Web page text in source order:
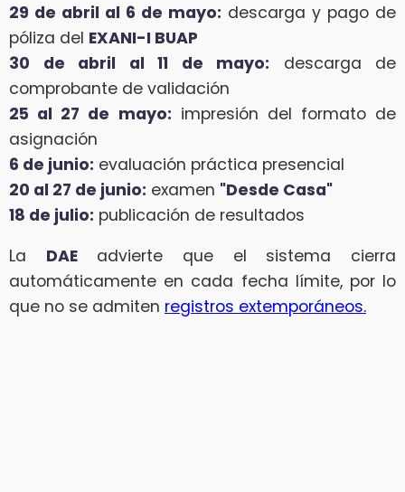
29 de abril al 6 de mayo: descarga y pago de
póliza del EXANI-I BUAP
30 de abril al 11 de mayo: descarga de
comprobante de validación
25 al 27 de mayo: impresión del formato de
asignación
6 de junio: evaluación práctica presencial
20 al 27 de junio: examen "Desde Casa"
18 de julio: publicación de resultados
La DAEadvierte que el sistema cierra
automáticamente en cada fecha límite, por lo
que no se admiten registros extemporáneos.